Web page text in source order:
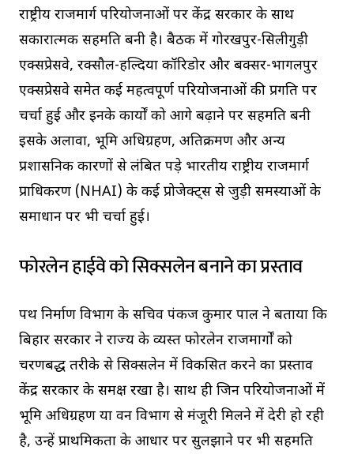
राष्ट्रीय राजमार्ग परियोजनाओं पर केंद्र सरकार के साथ
सकारात्मक सहमति बनी है। बैठक में गोरखपुर-सिलीगुड़ी
एक्सप्रेसवे, रक्सौल-हल्दिया कॉरिडोर और बक्सर-भागलपुर
एक्सप्रेसवे समेत कई महत्वपूर्ण परियोजनाओं की प्रगति पर
चर्चा हुई और इनके कार्यों को आगे बढ़ाने पर सहमति बनी
इसके अलावा, भूमि अधिग्रहण, अतिक्रमण और अन्य
प्रशासनिक कारणों से लंबित पड़े भारतीय राष्ट्रीय राजमार्ग
प्राधिकरण (NHAI) के कई प्रोजेक्ट्स से जुड़ी समस्याओं के
समाधान पर भी चर्चा हुई।
फोरलेन हाईवे को सिक्सलेन बनाने का प्रस्ताव
पथ निर्माण विभाग के सचिव पंकज कुमार पाल ने बताया कि
बिहार सरकार ने राज्य के व्यस्त फोरलेन राजमार्गों को
चरणबद्ध तरीके से सिक्सलेन में विकसित करने का प्रस्ताव
केंद्र सरकार के समक्ष रखा है। साथ ही जिन परियोजनाओं में
भूमि अधिग्रहण या वन विभाग से मंजूरी मिलने में देरी हो रही
है, उन्हें प्राथमिकता के आधार पर सुलझाने पर भी सहमति